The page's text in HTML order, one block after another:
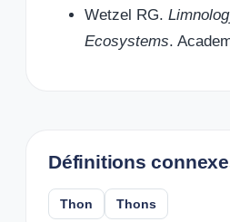
Wetzel RG.
Ecosystems.
Définitions
Thon Thons